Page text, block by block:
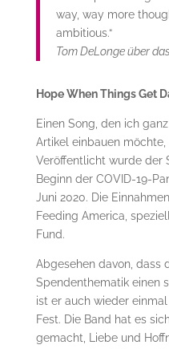
way, way more
ambitious.“
Tom DeLonge über
Hope When Things Get
Einen Song, den ich
Artikel einbauen
Veröffentlicht wurde der
Beginn der COVID-19-
Juni 2020. Die
Feeding America,
Fund.
Abgesehen davon, dass
Spendenthematik einen
ist er auch wieder
Fest. Die Band hat es
gemacht, Liebe und